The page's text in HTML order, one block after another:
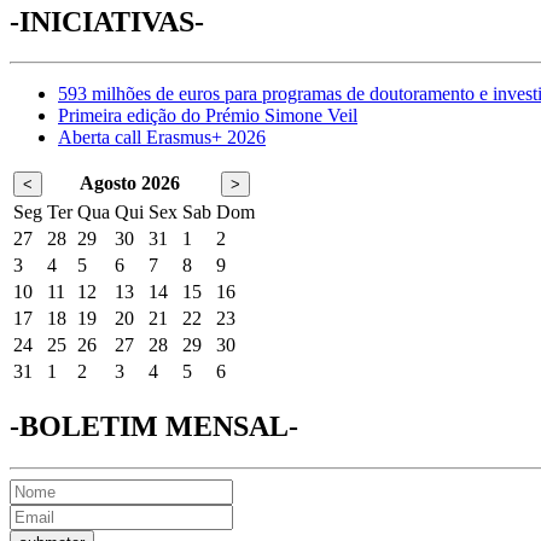
-INICIATIVAS-
593 milhões de euros para programas de doutoramento e
Primeira edição do Prémio Simone Veil
Aberta call Erasmus+ 2026
< Agosto 2026 >
Seg Ter Qua Qui Sex Sab Dom
27
28 29 30 31 1
2
3
4 5 6 7 8
9
10
11 12 13 14 15
16
17
18 19 20 21 22
23
24
25 26 27 28 29
30
31
1 2 3 4 5 6
-BOLETIM MENSAL-